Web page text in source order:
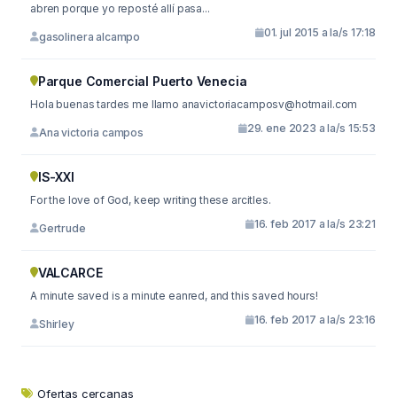
abren porque yo reposté allí pasa...
gasolinera alcampo 01. jul 2015 a la/s 17:18
Parque Comercial Puerto Venecia
Hola buenas tardes me llamo anavictoriacamposv@hotmail.com
Ana victoria campos 29. ene 2023 a la/s 15:53
IS-XXI
For the love of God, keep writing these arcitles.
Gertrude 16. feb 2017 a la/s 23:21
VALCARCE
A minute saved is a minute eanred, and this saved hours!
Shirley 16. feb 2017 a la/s 23:16
Ofertas cercanas